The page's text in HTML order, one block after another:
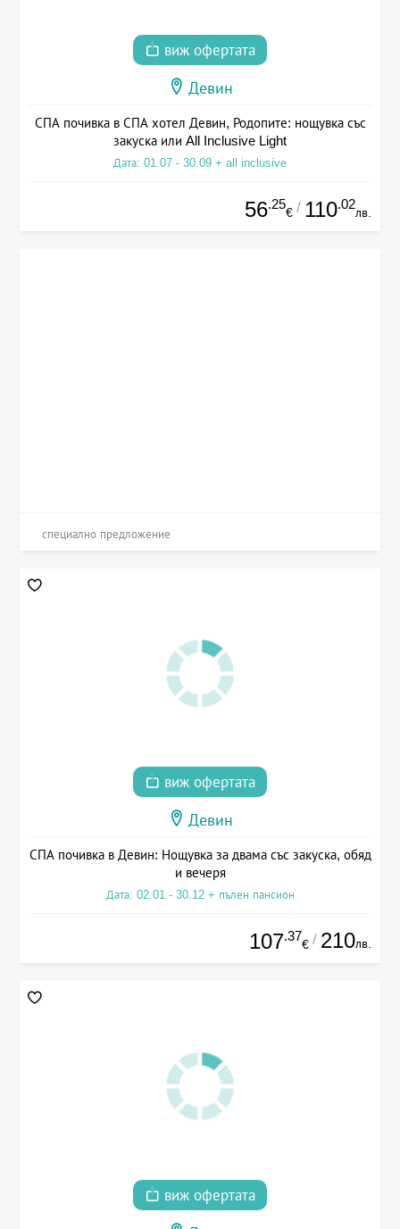
виж офертата
Девин
СПА почивка в СПА хотел Девин, Родопите: нощувка със
закуска или All Inclusive Light
Дата: 01.07 - 30.09 + all inclusive
56.25
€ / 110.02
лв.
специално предложение
виж офертата
Девин
СПА почивка в Девин: Нощувка за двама със закуска, обяд
и вечеря
Дата: 02.01 - 30.12 + пълен пансион
107.37
€ / 210лв.
виж офертата